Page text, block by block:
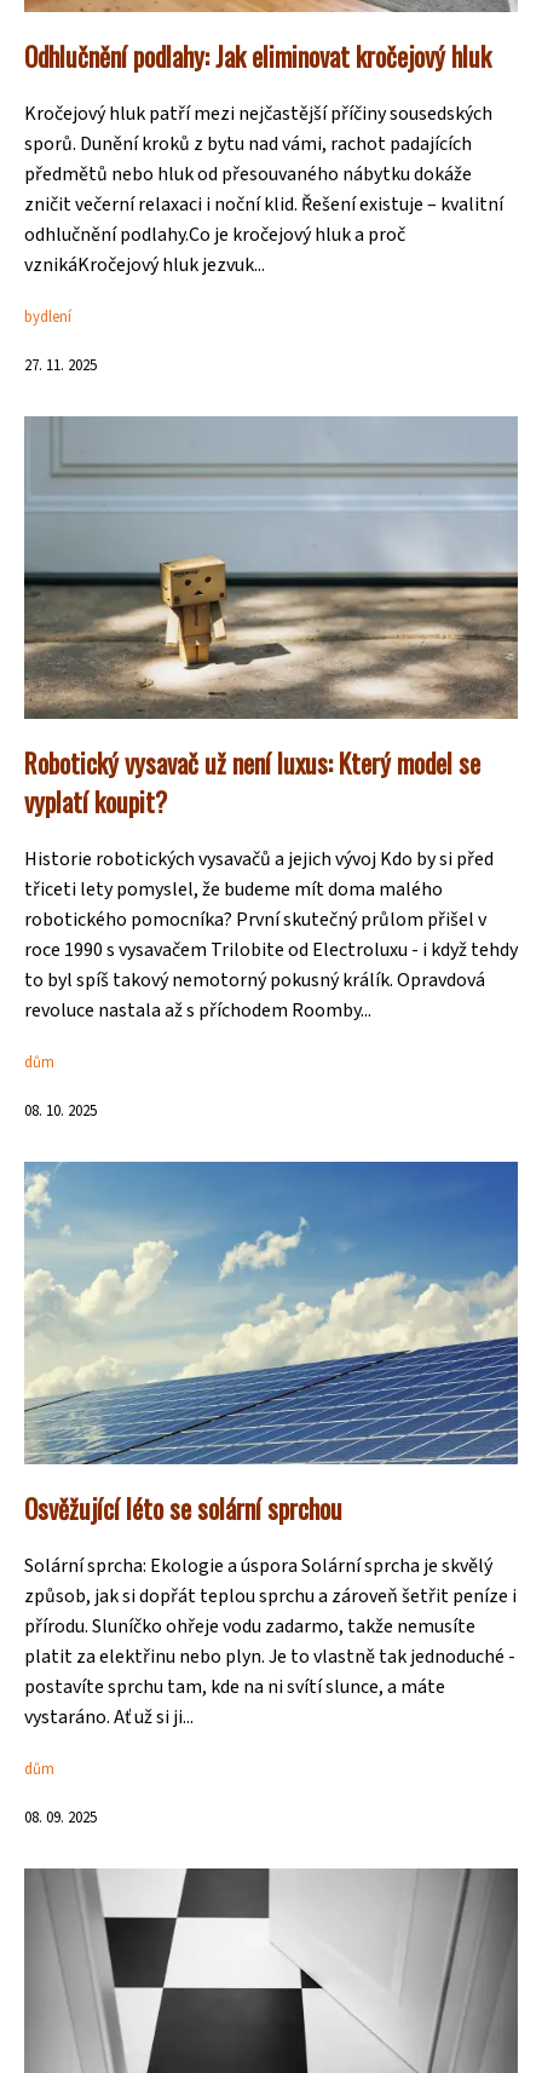
Odhlučnění podlahy: Jak eliminovat kročejový hluk
Kročejový hluk patří mezi nejčastější příčiny sousedských
sporů. Dunění kroků z bytu nad vámi, rachot padajících
předmětů nebo hluk od přesouvaného nábytku dokáže
zničit večerní relaxaci i noční klid. Řešení existuje – kvalitní
odhlučnění podlahy.Co je kročejový hluk a proč
vznikáKročejový hluk jezvuk...
bydlení
27. 11. 2025
Robotický vysavač už není luxus: Který model se
vyplatí koupit?
Historie robotických vysavačů a jejich vývoj Kdo by si před
třiceti lety pomyslel, že budeme mít doma malého
robotického pomocníka? První skutečný průlom přišel v
roce 1990 s vysavačem Trilobite od Electroluxu - i když tehdy
to byl spíš takový nemotorný pokusný králík. Opravdová
revoluce nastala až s příchodem Roomby...
dům
08. 10. 2025
Osvěžující léto se solární sprchou
Solární sprcha: Ekologie a úspora Solární sprcha je skvělý
způsob, jak si dopřát teplou sprchu a zároveň šetřit peníze i
přírodu. Sluníčko ohřeje vodu zadarmo, takže nemusíte
platit za elektřinu nebo plyn. Je to vlastně tak jednoduché -
postavíte sprchu tam, kde na ni svítí slunce, a máte
vystaráno. Ať už si ji...
dům
08. 09. 2025